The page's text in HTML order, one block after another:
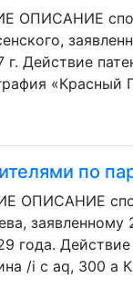
Действие
«Красный
по
ОПИСАНИЕ
года.
/i с aq, 300 а